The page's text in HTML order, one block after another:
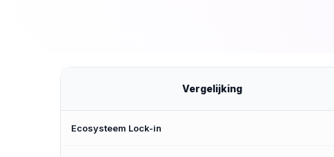
Vergelijking
Ecosysteem Lock-in